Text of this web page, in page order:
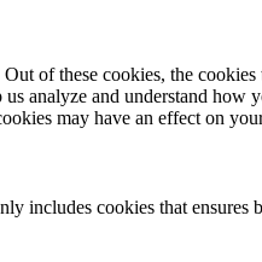
of these cookies, the cookies
analyze and understand
may have an effect on
includes cookies that